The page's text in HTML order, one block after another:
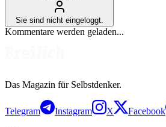
Sie sind nicht eingeloggt.
Kommentare werden geladen...
Das Magazin für Selbstdenker.
Telegram Instagram X Facebook